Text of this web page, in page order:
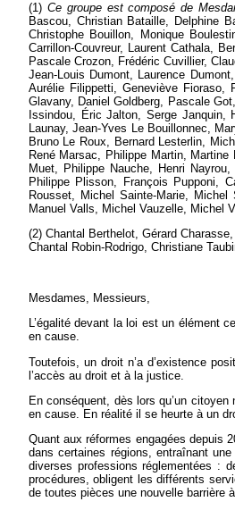
(1) Ce groupe est composé de
Bascou, Christian Bataille, Delphine
Christophe Bouillon, Monique
Carrillon-Couvreur, Laurent Cathala,
Pascale Crozon, Frédéric Cuvillier,
Jean-Louis Dumont, Laurence
Aurélie Filippetti, Geneviève Fioraso,
Glavany, Daniel Goldberg, Pascale
Issindou, Éric Jalton, Serge Janquin,
Launay, Jean-Yves Le Bouillonnec,
Bruno Le Roux, Bernard Lesterlin,
René Marsac, Philippe Martin,
Muet, Philippe Nauche, Henri
Philippe Plisson, François Pupponi,
Rousset, Michel Sainte-Marie,
Manuel Valls, Michel Vauzelle, Michel
(2) Chantal Berthelot, Gérard
Chantal Robin-Rodrigo, Christiane
Mesdames, Messieurs,
L’égalité devant la loi est un élément
en cause.
Toutefois, un droit n’a d’existence
l’accès au droit et à la justice.
En conséquent, dès lors qu’un
en cause. En réalité il se heurte à un
Quant aux réformes engagées depuis
dans certaines régions, entraînant
diverses professions réglementées :
procédures, obligent les différents
de toutes pièces une nouvelle barrière